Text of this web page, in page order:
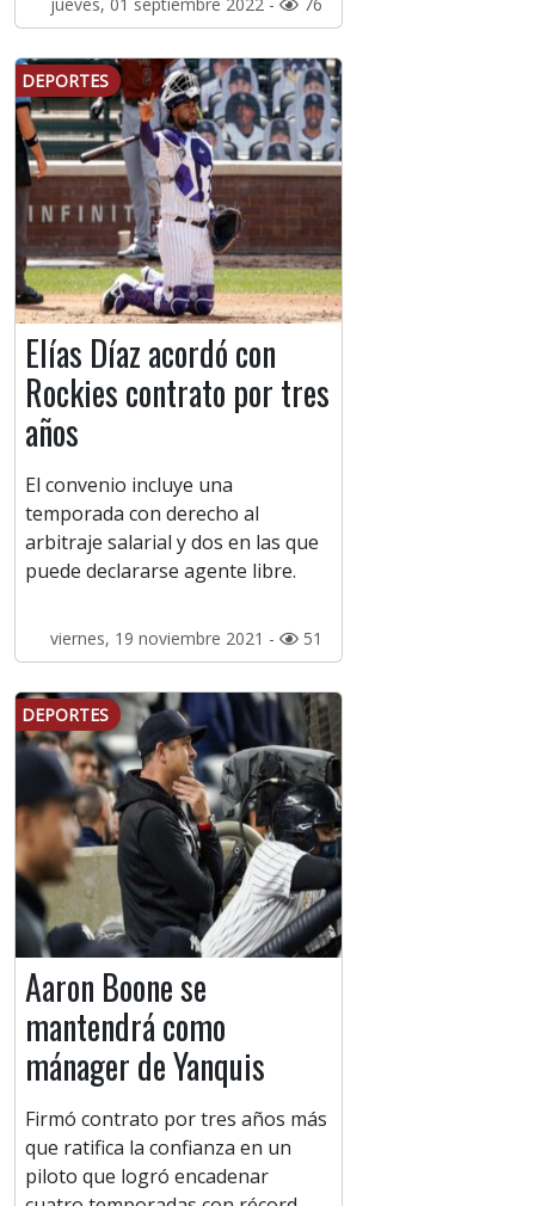
DEPORTES
Elías Díaz acordó con
Rockies contrato por tres
años
El convenio incluye una
temporada con derecho al
arbitraje salarial y dos en las que
puede declararse agente libre.
viernes, 19 noviembre 2021 - 51
DEPORTES
Aaron Boone se
mantendrá como
mánager de Yanquis
Firmó contrato por tres años más
que ratifica la confianza en un
piloto que logró encadenar